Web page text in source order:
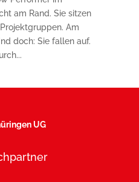
am Rand. Sie sitzen
Am
doch: Sie fallen auf.
UG